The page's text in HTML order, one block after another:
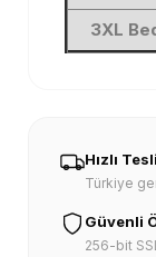
3XL
Hızlı
Türkiye
Güvenli
256-bit